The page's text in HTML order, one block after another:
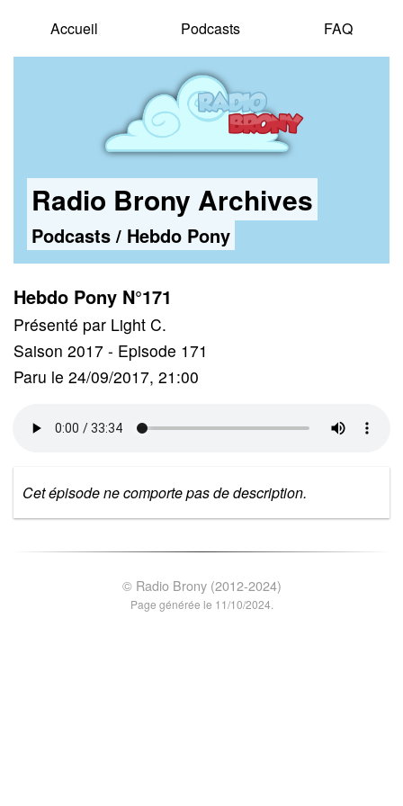
Accueil Podcasts FAQ
Radio Brony Archives
Podcasts/ Hebdo Pony
Hebdo Pony N°171
Présenté par Light C.
Saison 2017 - Episode 171
Paru le 24/09/2017, 21:00
Cet épisode ne comporte pas de description.
© Radio Brony (2012-2024)
Page générée le 11/10/2024.